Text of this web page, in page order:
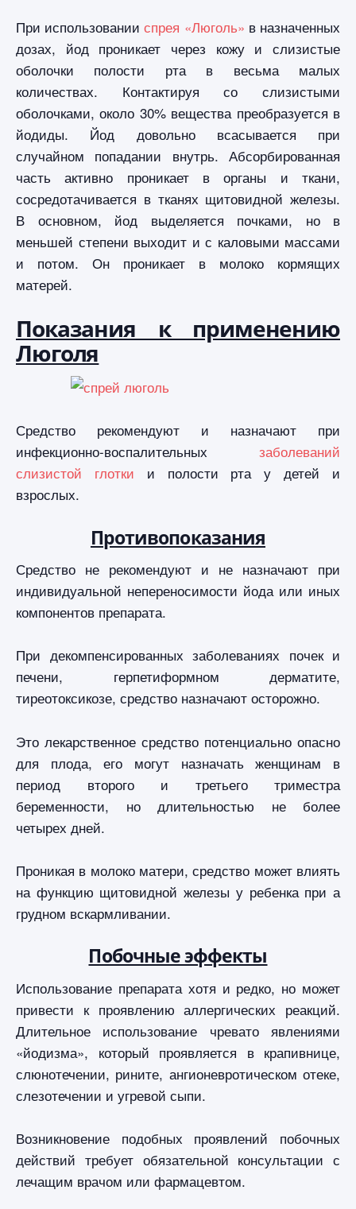
При использованииспрея «Люголь» в назначенных
дозах, йод проникает через кожу и слизистые
оболочки полости рта в весьма малых
количествах. Контактируя со слизистыми
оболочками, около 30% вещества преобразуется в
йодиды. Йод довольно всасывается при
случайном попадании внутрь. Абсорбированная
часть активно проникает в органы и ткани,
сосредотачивается в тканях щитовидной железы.
В основном, йод выделяется почками, но в
меньшей степени выходит и с каловыми массами
и потом. Он проникает в молоко кормящих
матерей.
Показания к применению
Люголя
Средство рекомендуют и назначают при
инфекционно-воспалительных заболеваний
слизистой глотки и полости рта у детей и
взрослых.
Противопоказания
Средство не рекомендуют и не назначают при
индивидуальной непереносимости йода или иных
компонентов препарата.
При декомпенсированных заболеваниях почек и
печени, герпетиформном дерматите,
тиреотоксикозе, средство назначают осторожно.
Это лекарственное средство потенциально опасно
для плода, его могут назначать женщинам в
период второго и третьего триместра
беременности, но длительностью не более
четырех дней.
Проникая в молоко матери, средство может влиять
на функцию щитовидной железы у ребенка при а
грудном вскармливании.
Побочные эффекты
Использование препарата хотя и редко, но может
привести к проявлению аллергических реакций.
Длительное использование чревато явлениями
«йодизма», который проявляется в крапивнице,
слюнотечении, рините, ангионевротическом отеке,
слезотечении и угревой сыпи.
Возникновение подобных проявлений побочных
действий требует обязательной консультации с
лечащим врачом или фармацевтом.